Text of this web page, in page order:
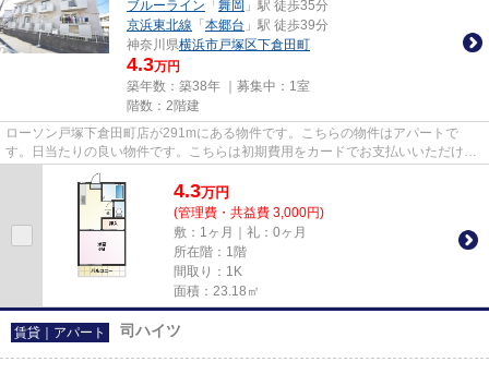
ブルーライン 「 舞岡 」駅 徒歩35分
京浜東北線 「 本郷台 」駅 徒歩39分
神奈川県横浜市戸塚区下倉田町
4.3万円
築年数：築38年 ｜募集中： 1室
階数：2階建
ローソン戸塚下倉田町店が291mにある物件です。こちらの物件はアパートで
す。日当たりの良い物件です。こちらは初期費用をカードでお支払いいただける
物件なので、支払い手続きの手間...
4.3万円
(管理費・共益費 3,000円)
敷：1ヶ月｜礼：0ヶ月
所在階：1階
間取り：1K
面積：23.18㎡
賃貸｜アパート 司ハイツ